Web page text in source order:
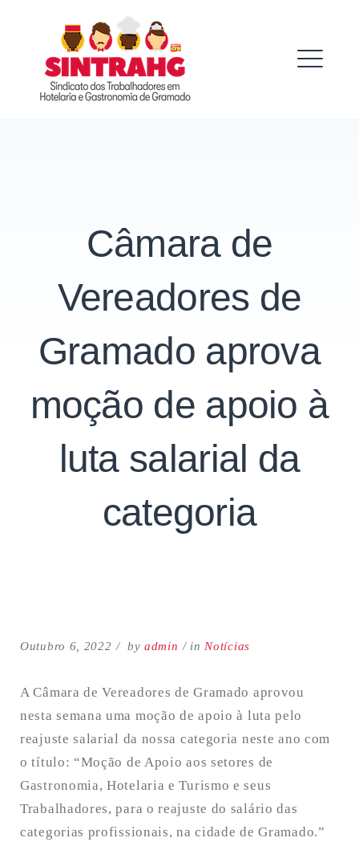
SINTRAHG
Câmara de
Vereadores de
Gramado aprova
moção de apoio à
luta salarial da
categoria
Outubro 6, 2022 byadmin in Notícias
A Câmara de Vereadores de Gramado aprovou
nesta semana uma moção de apoio à luta pelo
reajuste salarial da nossa categoria neste ano com
o título: “Moção de Apoio aos setores de
Gastronomia, Hotelaria e Turismo e seus
Trabalhadores, para o reajuste do salário das
categorias profissionais, na cidade de Gramado.”